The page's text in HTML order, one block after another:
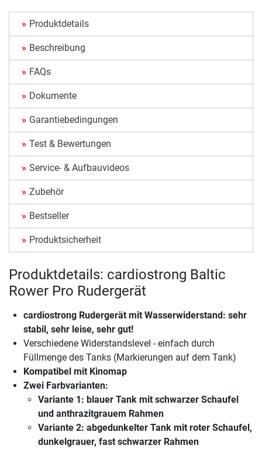
Produktdetails
Beschreibung
FAQs
Dokumente
Garantiebedingungen
Test & Bewertungen
Service- & Aufbauvideos
Zubehör
Bestseller
Produktsicherheit
Produktdetails: cardiostrong Baltic
Rower Pro Rudergerät
cardiostrong Rudergerät mit Wasserwiderstand: sehr
stabil, sehr leise, sehr gut!
Verschiedene Widerstandslevel - einfach durch
Füllmenge des Tanks (Markierungen auf dem Tank)
Kompatibel mit Kinomap
Zwei Farbvarianten:
Variante 1: blauer Tank mit schwarzer Schaufel
und anthrazitgrauem Rahmen
Variante 2: abgedunkelter Tank mit roter Schaufel,
dunkelgrauer, fast schwarzer Rahmen